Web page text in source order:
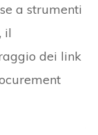
a strumenti
il
dei link